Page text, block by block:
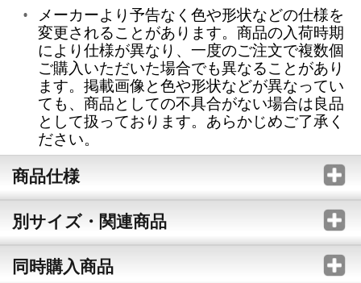
メーカーより予告なく色や形状などの仕様を
変更されることがあります。商品の入荷時期
により仕様が異なり、一度のご注文で複数個
ご購入いただいた場合でも異なることがあり
ます。掲載画像と色や形状などが異なってい
ても、商品としての不具合がない場合は良品
として扱っております。あらかじめご了承く
ださい。
商品仕様
別サイズ・関連商品
同時購入商品